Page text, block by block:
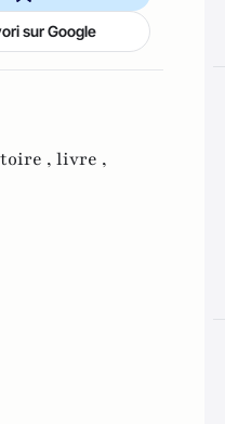
sur Google
, livre ,